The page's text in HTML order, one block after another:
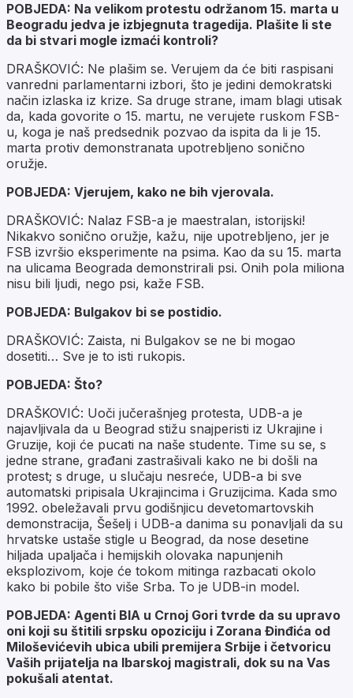
POBJEDA: Na velikom protestu održanom 15. marta u
Beogradu jedva je izbjegnuta tragedija. Plašite li ste
da bi stvari mogle izmaći kontroli?
DRAŠKOVIĆ: Ne plašim se. Verujem da će biti raspisani
vanredni parlamentarni izbori, što je jedini demokratski
način izlaska iz krize. Sa druge strane, imam blagi utisak
da, kada govorite o 15. martu, ne verujete ruskom FSB-
u, koga je naš predsednik pozvao da ispita da li je 15.
marta protiv demonstranata upotrebljeno sonično
oružje.
POBJEDA: Vjerujem, kako ne bih vjerovala.
DRAŠKOVIĆ: Nalaz FSB-a je maestralan, istorijski!
Nikakvo sonično oružje, kažu, nije upotrebljeno, jer je
FSB izvršio eksperimente na psima. Kao da su 15. marta
na ulicama Beograda demonstrirali psi. Onih pola miliona
nisu bili ljudi, nego psi, kaže FSB.
POBJEDA: Bulgakov bi se postidio.
DRAŠKOVIĆ: Zaista, ni Bulgakov se ne bi mogao
dosetiti… Sve je to isti rukopis.
POBJEDA: Što?
DRAŠKOVIĆ: Uoči jučerašnjeg protesta, UDB-a je
najavljivala da u Beograd stižu snajperisti iz Ukrajine i
Gruzije, koji će pucati na naše studente. Time su se, s
jedne strane, građani zastrašivali kako ne bi došli na
protest; s druge, u slučaju nesreće, UDB-a bi sve
automatski pripisala Ukrajincima i Gruzijcima. Kada smo
1992. obeležavali prvu godišnjicu devetomartovskih
demonstracija, Šešelj i UDB-a danima su ponavljali da su
hrvatske ustaše stigle u Beograd, da nose desetine
hiljada upaljača i hemijskih olovaka napunjenih
eksplozivom, koje će tokom mitinga razbacati okolo
kako bi pobile što više Srba. To je UDB-in model.
POBJEDA: Agenti BIA u Crnoj Gori tvrde da su upravo
oni koji su štitili srpsku opoziciju i Zorana Đinđića od
Miloševićevih ubica ubili premijera Srbije i četvoricu
Vaših prijatelja na Ibarskoj magistrali, dok su na Vas
pokušali atentat.